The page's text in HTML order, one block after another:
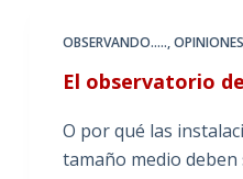
OBSERVANDO.....,OPINIONES
El observatorio
O por qué las
tamaño medio